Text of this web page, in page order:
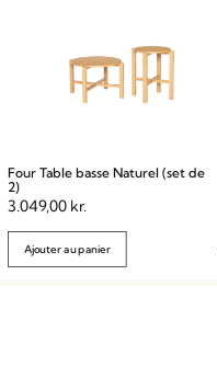
Four Table basse Naturel (set de
2)
3.049,00 kr.
Ajouter au panier